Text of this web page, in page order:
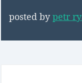
posted bypetr